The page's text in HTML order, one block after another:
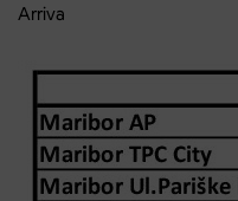
Arriva